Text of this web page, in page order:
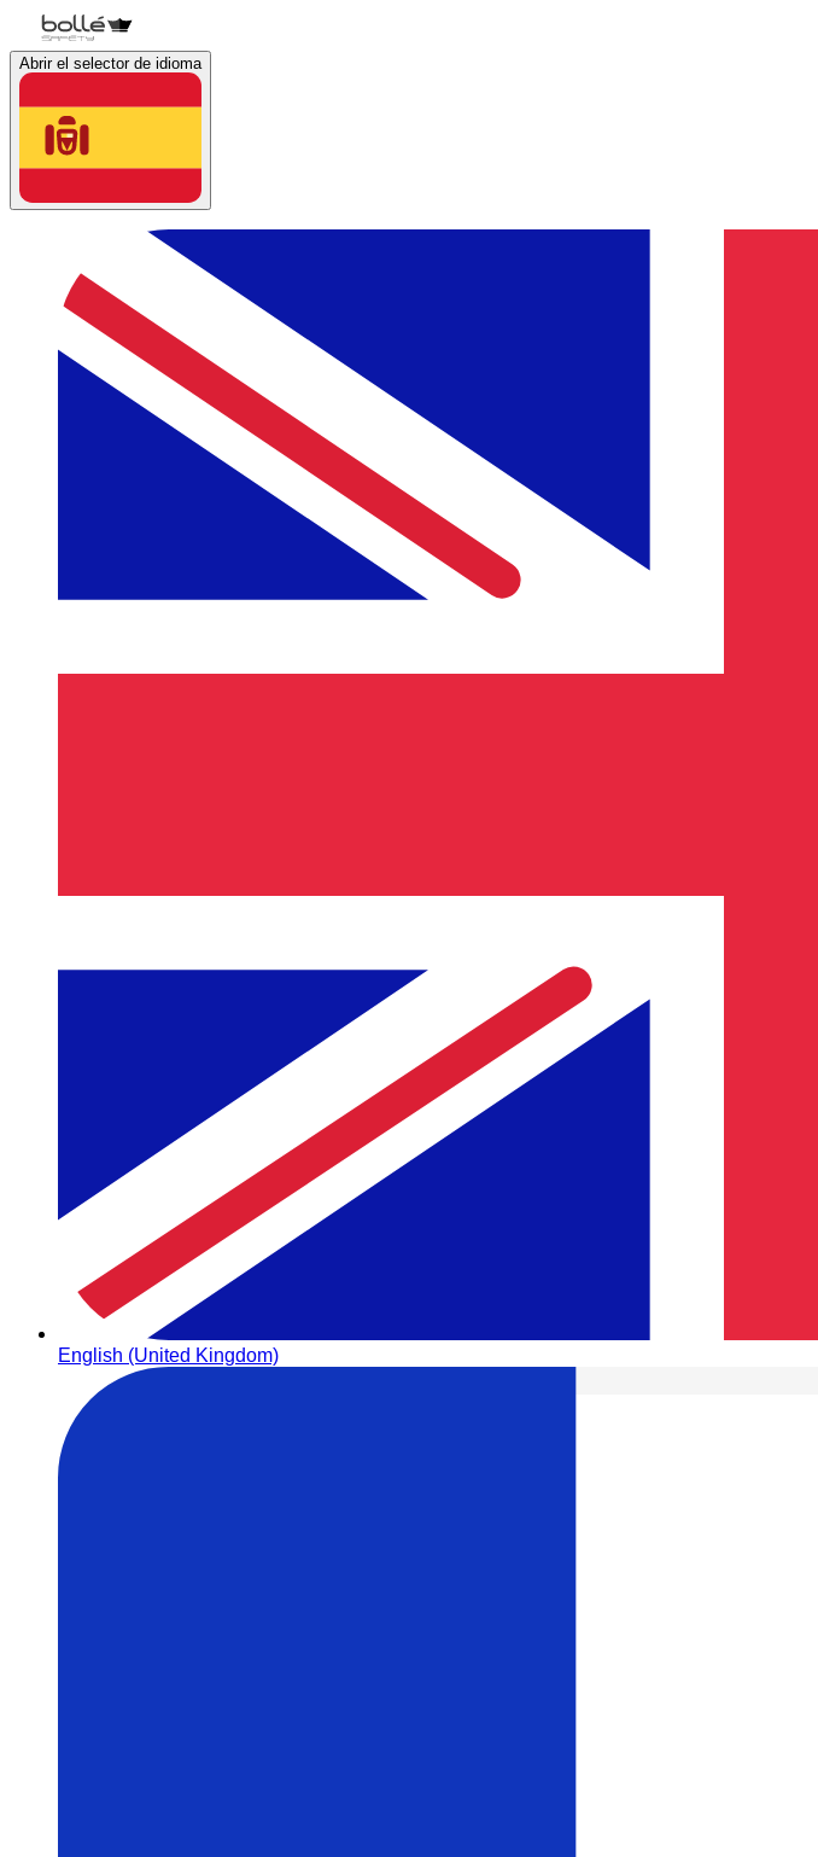
Abrir el selector de idioma
English (United Kingdom)